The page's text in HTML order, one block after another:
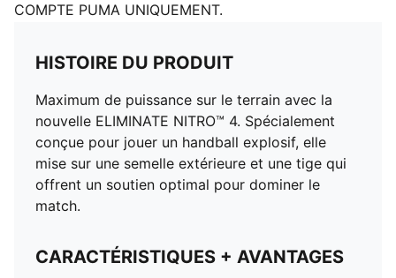
COMPTE PUMA UNIQUEMENT.
HISTOIRE DU PRODUIT
Maximum de puissance sur le terrain avec la
nouvelle ELIMINATE NITRO™ 4. Spécialement
conçue pour jouer un handball explosif, elle
mise sur une semelle extérieure et une tige qui
offrent un soutien optimal pour dominer le
match.
CARACTÉRISTIQUES + AVANTAGES